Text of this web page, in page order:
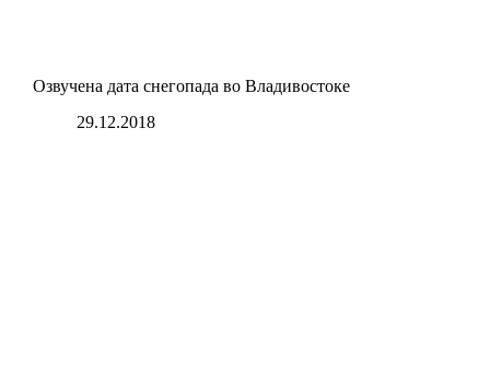
Озвучена дата снегопада во Владивостоке
29.12.2018